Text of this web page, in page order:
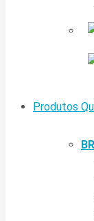
Produtos